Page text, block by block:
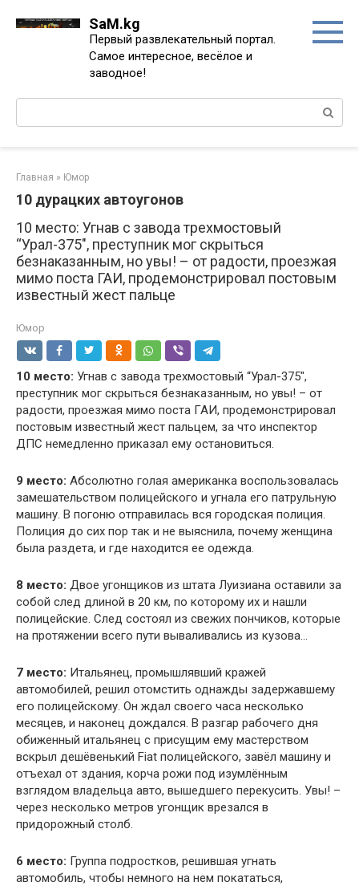
SaM.kg
Первый развлекательный портал.
Самое интересное, весёлое и
заводное!
Поиск:
Главная » Юмор
10 дурацких автоугонов
10 место: Угнав с завода трехмостовый
“Урал-375″, преступник мог скрыться
безнаказанным, но увы! – от радости, проезжая
мимо поста ГАИ, продемонстрировал постовым
известный жест пальце
Юмор
10 место: Угнав с завода трехмостовый “Урал-375″,
преступник мог скрыться безнаказанным, но увы! – от
радости, проезжая мимо поста ГАИ, продемонстрировал
постовым известный жест пальцем, за что инспектор
ДПС немедленно приказал ему остановиться.
9 место: Абсолютно голая американка воспользовалась
замешательством полицейского и угнала его патрульную
машину. В погоню отправилась вся городская полиция.
Полиция до сих пор так и не выяснила, почему женщина
была раздета, и где находится ее одежда.
8 место: Двое угонщиков из штата Луизиана оставили за
собой след длиной в 20 км, по которому их и нашли
полицейские. След состоял из свежих пончиков, которые
на протяжении всего пути вываливались из кузова…
7 место: Итальянец, промышлявший кражей
автомобилей, решил отомстить однажды задержавшему
его полицейскому. Он ждал своего часа несколько
месяцев, и наконец дождался. В разгар рабочего дня
обиженный итальянец с присущим ему мастерством
вскрыл дешёвенький Fiat полицейского, завёл машину и
отъехал от здания, корча рожи под изумлённым
взглядом владельца авто, вышедшего перекусить. Увы! –
через несколько метров угонщик врезался в
придорожный столб.
6 место: Группа подростков, решившая угнать
автомобиль, чтобы немного на нем покататься,